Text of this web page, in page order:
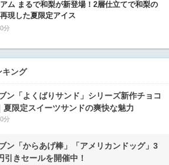
ム まるで和梨が新登場！2層仕立てで和梨の
現した夏限定アイス
分
キング
ン「よくばりサンド」シリーズ新作チョコ
夏限定スイーツサンドの爽快な魅力
分
ン「からあげ棒」「アメリカンドッグ」3
引きセールを開催中！